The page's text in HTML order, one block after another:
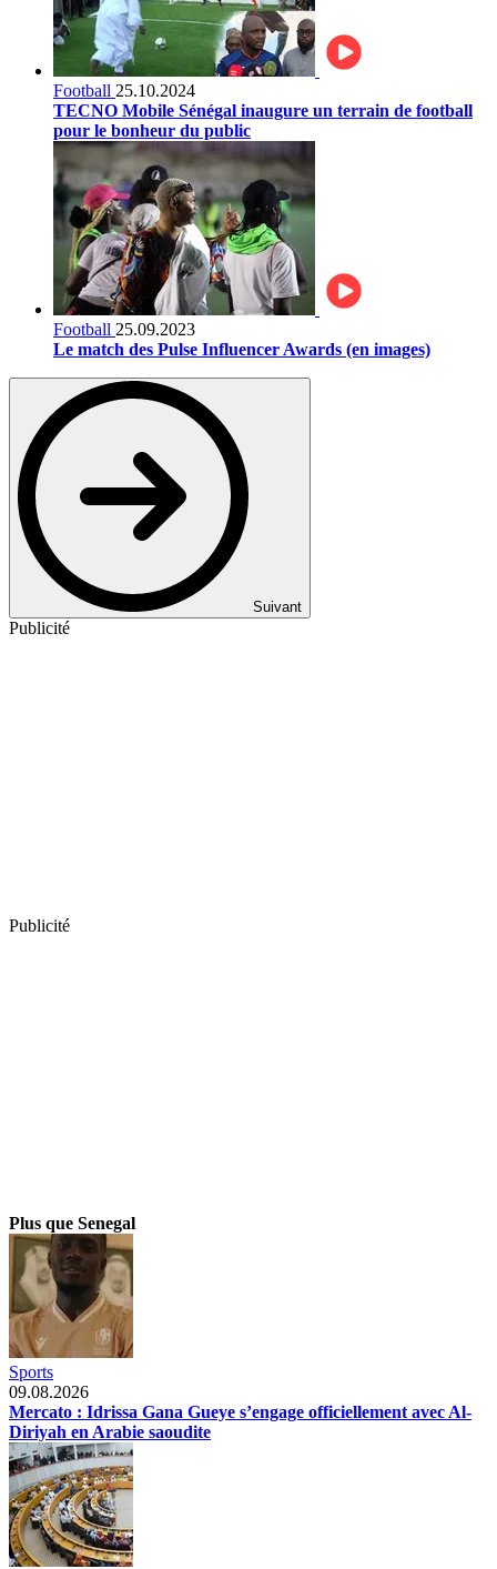
Football 25.10.2024
TECNO Mobile Sénégal inaugure un terrain de football
pour le bonheur du public
Football 25.09.2023
Le match des Pulse Influencer Awards (en images)
Suivant
Publicité
Publicité
Plus que Senegal
Sports
09.08.2026
Mercato : Idrissa Gana Gueye s’engage officiellement avec Al-
Diriyah en Arabie saoudite